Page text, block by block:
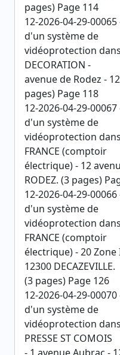
pages) Page 114
12-2026-04-29-
d'un système de
vidéoprotection
DECORATION -
avenue de Rodez -
pages) Page 118
12-2026-04-29-
d'un système de
vidéoprotection
FRANCE (comptoir
électrique) - 12
RODEZ. (3 pages)
12-2026-04-29-
d'un système de
vidéoprotection
FRANCE (comptoir
électrique) - 20
12300 DECAZEVILLE.
(3 pages) Page 126
12-2026-04-29-
d'un système de
vidéoprotection
PRESSE ST COMOIS